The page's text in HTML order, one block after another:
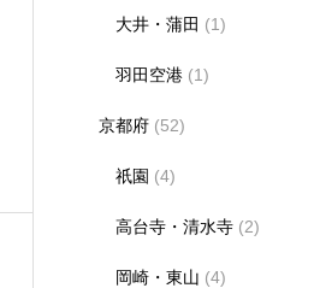
大井・蒲田 (1)
羽田空港 (1)
京都府 (52)
祇園 (4)
高台寺・清水寺 (2)
岡崎・東山 (4)